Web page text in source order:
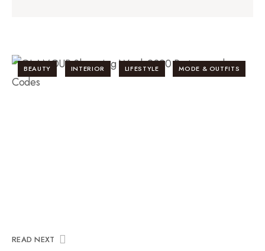
BEAUTY INTERIOR LIFESTYLE MODE & OUTFITS
READ NEXT